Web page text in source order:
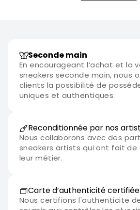
Seconde main
En encourageant l’achat et la
sneakers seconde main, nous
clients la possibilité de
uniques et authentiques.
Reconditionnée par nos
Nous collaborons avec des
sneakers artists qui ont fait
leur métier.
Carte d’authenticité certifiée
Nous certifions l'authenticite